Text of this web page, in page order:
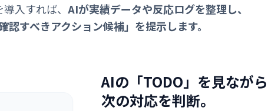
入すれば、 AIが実績データや反応ログを整理し、
認すべきアクション候補」を提示します。
AIの「TODO」を見ながら
次の対応を判断。